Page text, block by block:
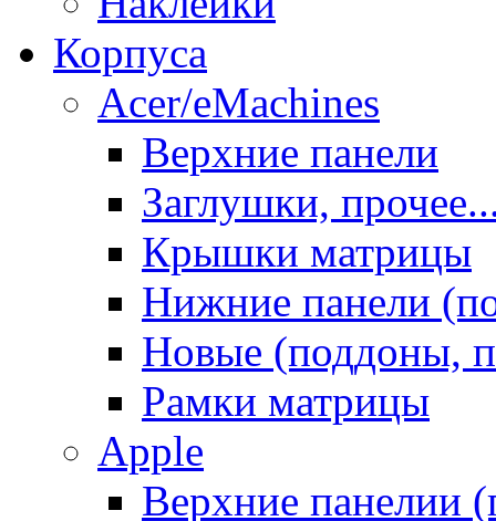
Корпуса
Acer/eMachines
Верхние панели
Заглушки,
Крышки матрицы
Нижние панели
Новые (поддоны,
Рамки матрицы
Apple
Верхние панелии